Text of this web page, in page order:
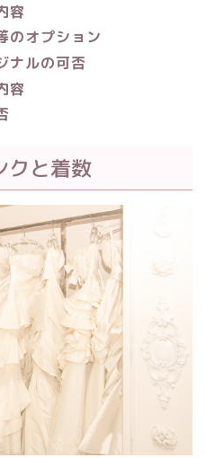
容
のオプション
ナルの可否
容
クと着数